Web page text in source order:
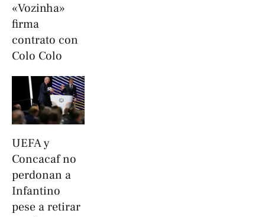
«Vozinha»
firma
contrato con
Colo Colo
UEFA y
Concacaf no
perdonan a
Infantino
pese a retirar